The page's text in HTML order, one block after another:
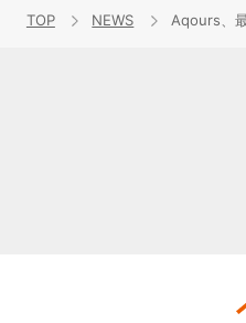
TOP NEWS